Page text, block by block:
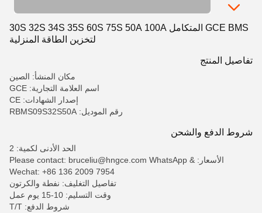
GCE BMS المتكامل 30S 32S 34S 35S 60S 75S 50A 100A
لتخزين الطاقة المنزلية
تفاصيل المنتج
مكان المنشأ: الصين
اسم العلامة التجارية: GCE
إصدار الشهادات: CE
رقم الموديل: RBMS09S32S50A
شروط الدفع والشحن
الحد الأدنى لكمية: 2
الأسعار: Please contact: bruceliu@hngce.com WhatsApp &
Wechat: +86 136 2009 7954
تفاصيل التغليف: نفطة والكرتون
وقت التسليم: 10-15 يوم عمل
شروط الدفع: T/T